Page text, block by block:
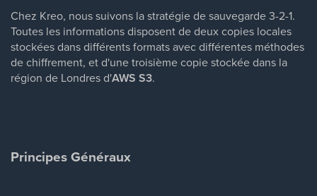
Chez Kreo, nous suivons la stratégie de sauvegarde 3-2-1.
Toutes les informations disposent de deux copies locales
stockées dans différents formats avec différentes méthodes
de chiffrement, et d'une troisième copie stockée dans la
région de Londres d'AWS S3.
Principes Généraux